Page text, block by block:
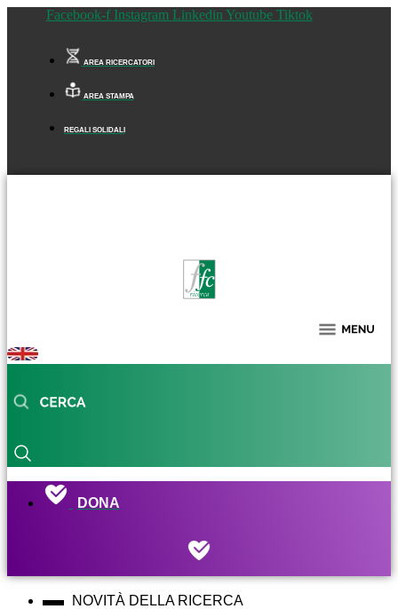
Facebook-f Instagram Linkedin Youtube Tiktok
AREA RICERCATORI
AREA STAMPA
REGALI SOLIDALI
DONA
NOVITÀ DELLA RICERCA